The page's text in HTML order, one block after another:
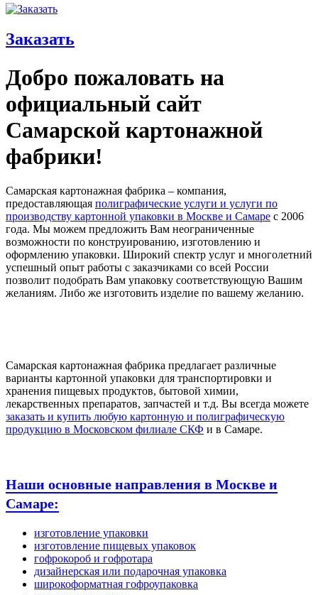
Заказать
Добро пожаловать на
официальный сайт
Самарской картонажной
фабрики!
Самарская картонажная фабрика – компания,
предоставляющая полиграфические услуги и услуги по
производству картонной упаковки в Москве и Самаре с 2006
года. Мы можем предложить Вам неограниченные
возможности по конструированию, изготовлению и
оформлению упаковки. Широкий спектр услуг и многолетний
успешный опыт работы с заказчиками со всей России
позволит подобрать Вам упаковку соответствующую Вашим
желаниям. Либо же изготовить изделие по вашему желанию.
Самарская картонажная фабрика предлагает различные
варианты картонной упаковки для транспортировки и
хранения пищевых продуктов, бытовой химии,
лекарственных препаратов, запчастей и т.д. Вы всегда можете
заказать и купить любую картонную и полиграфическую
продукцию в Московском филиале СКФ и в Самаре.
Наши основные направления в Москве и
Самаре:
изготовление упаковки
изготовление пищевых упаковок
гофрокороб и гофротара
дизайнерская или подарочная упаковка
широкоформатная гофроупаковка